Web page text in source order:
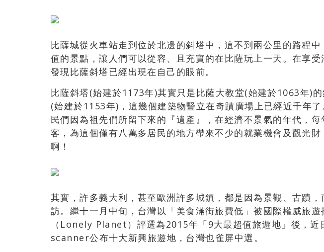
比薩城從火車站走到位於北邊的斜塔中，這不到兩公里的路程
值的景點，讓人們可以從容、且充實的在比薩玩上一天。在享
發現比薩斜塔已經出現在自己的眼前。
比薩斜塔(始建於1173年)其實只是比薩大教堂(始建於1063年)
(始建於1153年)，這幾個建築物豎立在奇蹟廣場上已經近千年
民們因為祖先們所留下來的『遺產』，在經濟不景氣的年代，
客，為這個僅有八萬多居民的地方帶來不少的就業機會及觀光財
啊！
其實，許多義大利，甚至歐洲許多城鎮，都是因為景觀、古蹟
訪。繼十一月中旬，台灣以「美食滿街旅費低」被國際權威旅遊
（Lonely Planet）評選為2015年「9大最超值旅遊地」後，近
scanner公布十大新興旅遊地，台灣也雀屏中選。